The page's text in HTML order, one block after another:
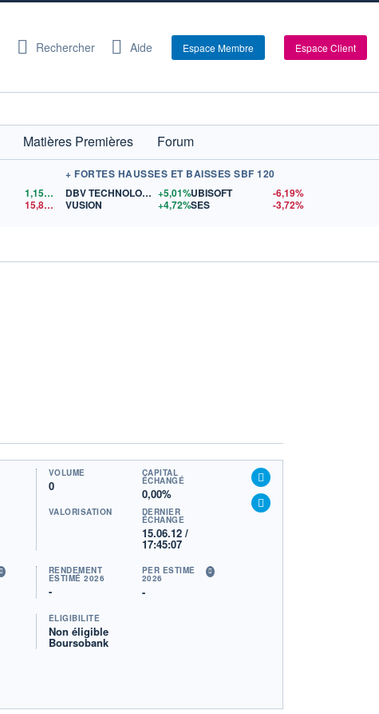
Rechercher Aide Espace Membre Espace Client
Matières Premières
Forum
1,1554
$US
15,81$US
+ FORTES HAUSSES ET BAISSES SBF 120
DBV TECHNOLOGIES +5,01%
VUSION
+4,72%
UBISOFT
-6,19%
SES
-3,72%
VOLUME
0
CAPITAL
ÉCHANGÉ
0,00%
VALORISATION DERNIER
ÉCHANGE
15.06.12 /
17:45:07
RENDEMENT
ESTIMÉ 2026
-
PER ESTIMÉ
2026
-
ÉLIGIBILITÉ
Non éligible
Boursobank